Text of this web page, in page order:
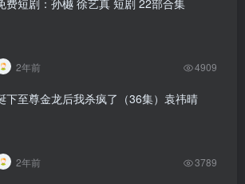
2年前 4909
下至尊金龙后我杀疯了（36集）袁祎晴
2年前 3789